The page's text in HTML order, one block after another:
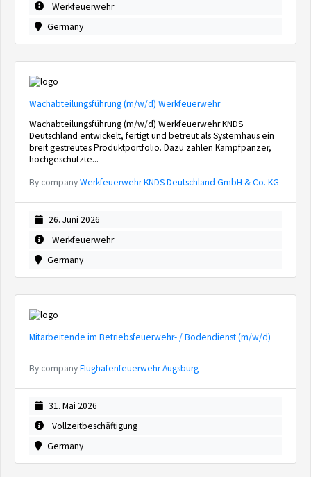
Werkfeuerwehr
Germany
Wachabteilungsführung (m/w/d) Werkfeuerwehr
Wachabteilungsführung (m/w/d) Werkfeuerwehr KNDS
Deutschland entwickelt, fertigt und betreut als Systemhaus ein
breit gestreutes Produktportfolio. Dazu zählen Kampfpanzer,
hochgeschützte...
By companyWerkfeuerwehr KNDS Deutschland GmbH & Co. KG
26. Juni 2026
Werkfeuerwehr
Germany
Mitarbeitende im Betriebsfeuerwehr- / Bodendienst (m/w/d)
By companyFlughafenfeuerwehr Augsburg
31. Mai 2026
Vollzeitbeschäftigung
Germany